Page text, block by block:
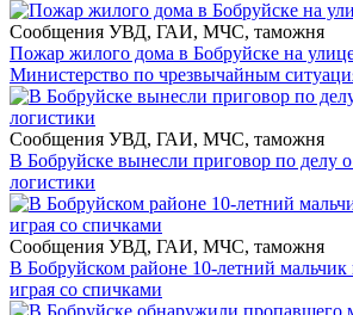
Сообщения УВД, ГАИ, МЧС, таможня
Пожар жилого дома в Бобруйске на
Министерство по чрезвычайным
Сообщения УВД, ГАИ, МЧС, таможня
В Бобруйске вынесли приговор по делу о
логистики
Сообщения УВД, ГАИ, МЧС, таможня
В Бобруйском районе 10-летний
играя со спичками